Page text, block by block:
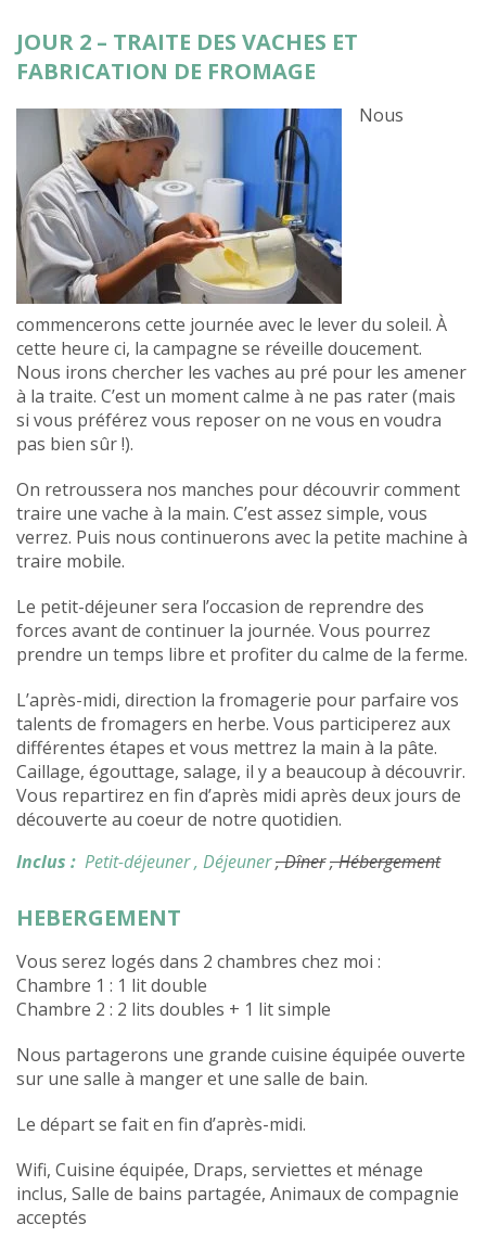
JOUR 2 – TRAITE DES VACHES ET
FABRICATION DE FROMAGE
Nous
commencerons cette journée avec le lever du soleil. À
cette heure ci, la campagne se réveille doucement.
Nous irons chercher les vaches au pré pour les amener
à la traite. C’est un moment calme à ne pas rater (mais
si vous préférez vous reposer on ne vous en voudra
pas bien sûr !).
On retroussera nos manches pour découvrir comment
traire une vache à la main. C’est assez simple, vous
verrez. Puis nous continuerons avec la petite machine à
traire mobile.
Le petit-déjeuner sera l’occasion de reprendre des
forces avant de continuer la journée. Vous pourrez
prendre un temps libre et profiter du calme de la ferme.
L’après-midi, direction la fromagerie pour parfaire vos
talents de fromagers en herbe. Vous participerez aux
différentes étapes et vous mettrez la main à la pâte.
Caillage, égouttage, salage, il y a beaucoup à découvrir.
Vous repartirez en fin d’après midi après deux jours de
découverte au coeur de notre quotidien.
Inclus : Petit-déjeuner, Déjeuner, Dîner, Hébergement
HEBERGEMENT
Vous serez logés dans 2 chambres chez moi :
Chambre 1 : 1 lit double
Chambre 2 : 2 lits doubles + 1 lit simple
Nous partagerons une grande cuisine équipée ouverte
sur une salle à manger et une salle de bain.
Le départ se fait en fin d’après-midi.
Wifi, Cuisine équipée, Draps, serviettes et ménage
inclus, Salle de bains partagée, Animaux de compagnie
acceptés